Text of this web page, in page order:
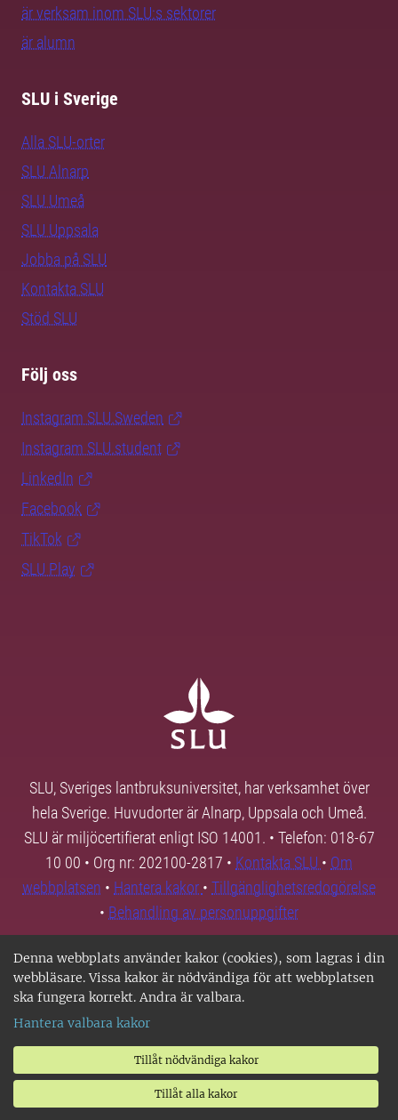
Denna webbplats använder kakor (cookies), som lagras i din
webbläsare. Vissa kakor är nödvändiga för att webbplatsen
ska fungera korrekt. Andra är valbara.
Hantera valbara kakor
Tillåt nödvändiga kakor
Tillåt alla kakor
är verksam inom SLU:s sektorer
är alumn
SLU i Sverige
Alla SLU-orter
SLU Alnarp
SLU Umeå
SLU Uppsala
Jobba på SLU
Kontakta SLU
Stöd SLU
Följ oss
Instagram SLU.Sweden
Instagram SLU.student
LinkedIn
Facebook
TikTok
SLU Play
SLU, Sveriges lantbruksuniversitet, har verksamhet över
hela Sverige. Huvudorter är Alnarp, Uppsala och Umeå.
SLU är miljöcertifierat enligt ISO 14001. • Telefon: 018-67
10 00 • Org nr: 202100-2817 • Kontakta SLU • Om
webbplatsen • Hantera kakor • Tillgänglighetsredogörelse
• Behandling av personuppgifter